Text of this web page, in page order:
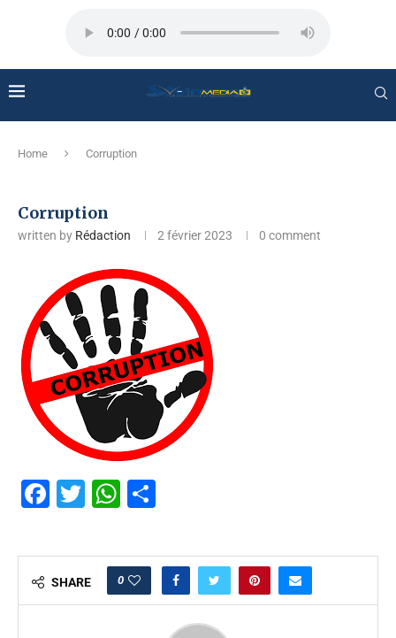
Home Corruption
Corruption
written by Rédaction 2 février 2023 0 comment
Facebook
TwitterWhatsApp
SHARE 0